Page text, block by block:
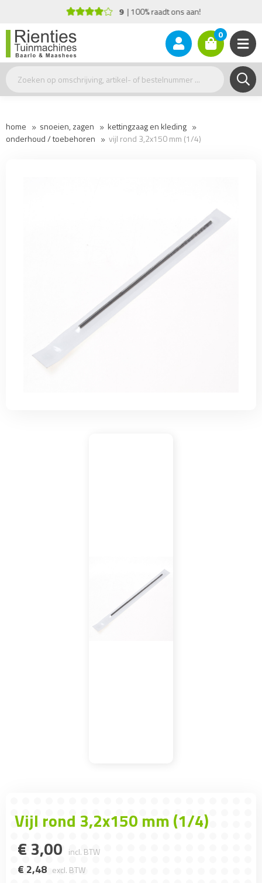
9 100% raadt ons aan!
0
home snoeien, zagen
kettingzaag en kleding
onderhoud / toebehoren
vijl rond 3,2x150 mm (1/4)
Vijl rond 3,2x150 mm (1/4)
€ 3,00 incl. BTW
€ 2,48 excl. BTW